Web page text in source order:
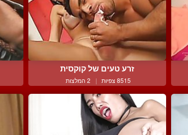
זרע טעים של קוקסית
8515 צפיות | 2 המלצות